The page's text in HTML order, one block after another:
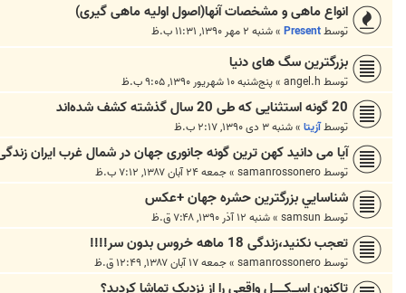
انواع ماهی و مشخصات آنها(اصول اولیه ماهی گیری)
توسطPresent
»شنبه ۲ مهر ۱۳۹۰, ۱۱:۳۱ ب.ظ
بزرگترین سگ های دنیا
توسط angel.h
»پنج‌شنبه ۱۰ شهریور ۱۳۹۰, ۹:۰۵ ب.ظ
20 گونه استثنایی که طی 20 سال گذشته کشف شده‌اند
توسطآزیتا »شنبه ۳ دی ۱۳۹۰, ۲:۱۷ ب.ظ
آیا می دانید کهن ترین گونه جانوری جهان در شمال غرب ایران
توسطsamanrossonero
»جمعه ۲۴ آبان ۱۳۸۷, ۷:۱۲ ب.ظ
شناسايي بزرگترين حشره جهان +عکس
توسط samsun
»شنبه ۱۲ آذر ۱۳۹۰, ۷:۴۸ ق.ظ
تعجب نکنید،زندگی 18 ماهه خروس بدون سر!!!!
توسطsamanrossonero
»جمعه ۱۷ آبان ۱۳۸۷, ۱۲:۴۹ ق.ظ